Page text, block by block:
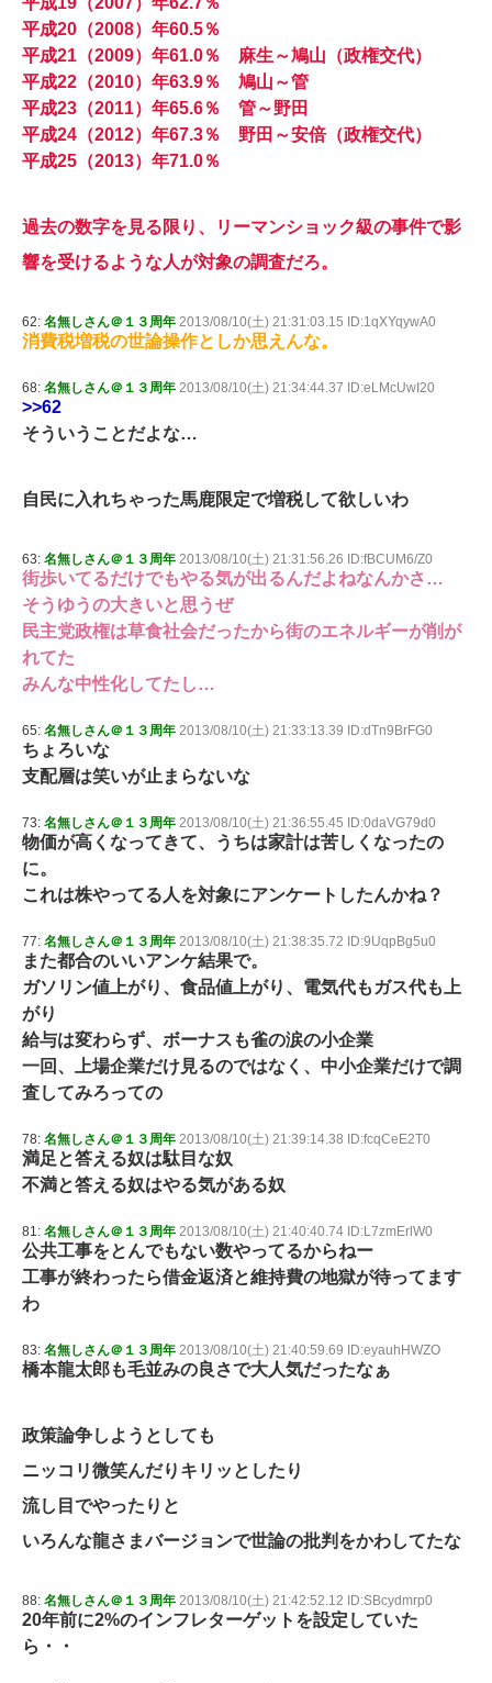
平成20（2008）年60.5％
平成21（2009）年61.0％ 麻生～鳩山（政権交代）
平成22（2010）年63.9％ 鳩山～管
平成23（2011）年65.6％ 管～野田
平成24（2012）年67.3％ 野田～安倍（政権交代）
平成25（2013）年71.0％
過去の数字を見る限り、リーマンショック級の事件で影
響を受けるような人が対象の調査だろ。
62: 名無しさん＠１３周年 2013/08/10(土) 21:31:03.15 ID:1qXYqywA0
消費税増税の世論操作としか思えんな。
68: 名無しさん＠１３周年 2013/08/10(土) 21:34:44.37 ID:eLMcUwI20
>>62
そういうことだよな…
自民に入れちゃった馬鹿限定で増税して欲しいわ
63: 名無しさん＠１３周年 2013/08/10(土) 21:31:56.26 ID:fBCUM6/Z0
街歩いてるだけでもやる気が出るんだよねなんかさ…
そうゆうの大きいと思うぜ
民主党政権は草食社会だったから街のエネルギーが削が
れてた
みんな中性化してたし…
65: 名無しさん＠１３周年 2013/08/10(土) 21:33:13.39 ID:dTn9BrFG0
ちょろいな
支配層は笑いが止まらないな
73: 名無しさん＠１３周年 2013/08/10(土) 21:36:55.45 ID:0daVG79d0
物価が高くなってきて、うちは家計は苦しくなったの
に。
これは株やってる人を対象にアンケートしたんかね？
77: 名無しさん＠１３周年 2013/08/10(土) 21:38:35.72 ID:9UqpBg5u0
また都合のいいアンケ結果で。
ガソリン値上がり、食品値上がり、電気代もガス代も上
がり
給与は変わらず、ボーナスも雀の涙の小企業
一回、上場企業だけ見るのではなく、中小企業だけで調
査してみろっての
78: 名無しさん＠１３周年 2013/08/10(土) 21:39:14.38 ID:fcqCeE2T0
満足と答える奴は駄目な奴
不満と答える奴はやる気がある奴
81: 名無しさん＠１３周年 2013/08/10(土) 21:40:40.74 ID:L7zmErlW0
公共工事をとんでもない数やってるからねー
工事が終わったら借金返済と維持費の地獄が待ってます
わ
83: 名無しさん＠１３周年 2013/08/10(土) 21:40:59.69 ID:eyauhHWZO
橋本龍太郎も毛並みの良さで大人気だったなぁ
政策論争しようとしても
ニッコリ微笑んだりキリッとしたり
流し目でやったりと
いろんな龍さまバージョンで世論の批判をかわしてたな
88: 名無しさん＠１３周年 2013/08/10(土) 21:42:52.12 ID:SBcydmrp0
20年前に2%のインフレターゲットを設定していた
ら・・